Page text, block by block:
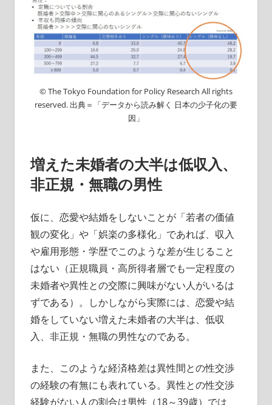
© The Tokyo Foundation for Policy Research All rights
reserved. 出典＝「データから読み解く 日本の少子化の要
因」
増えた未婚者の大半は低収入、
非正規・無職の男性
仮に、恋愛や結婚をしないことが「若者の価値
観の変化」や「娯楽の多様化」であれば、収入
や雇用形態・学歴でこのような差が生じること
はない（正規職員・高所得者層でも一定程度の
未婚者や異性との交際に興味がない人がいるは
ずである）。しかしながら実際には、恋愛や結
婚をしていない増えた未婚者の大半は、低収
入、非正規・無職の男性なのである。
また、このような経済格差は異性間との性交渉
の経験の有無にも表れている。異性との性交渉
経験がない人の割合は男性（18～39歳）では